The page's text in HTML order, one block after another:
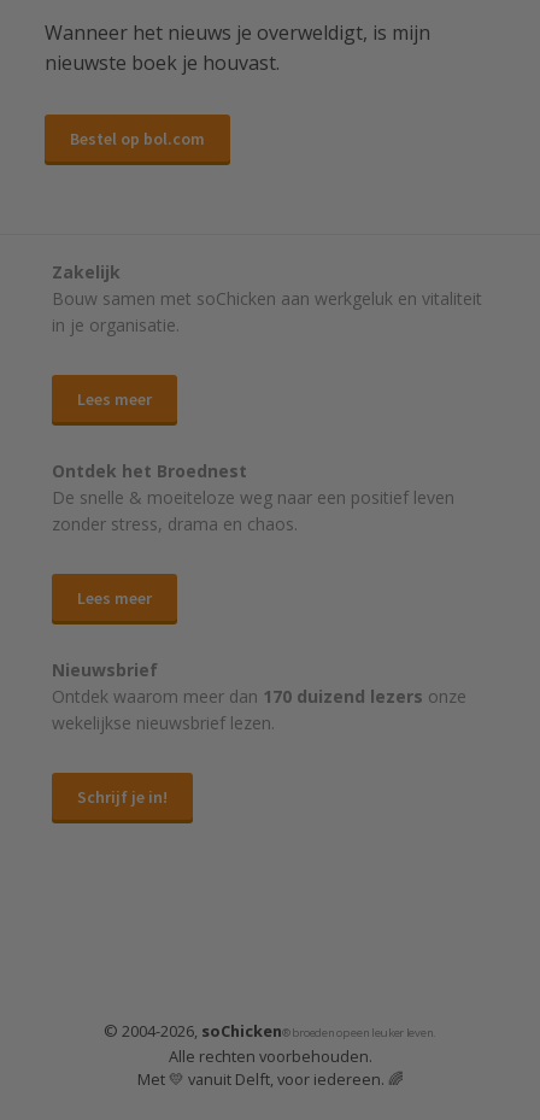
Wanneer het nieuws je overweldigt, is mijn
nieuwste boek je houvast.
Bestel op bol.com
Zakelijk
Bouw samen met soChicken aan werkgeluk en vitaliteit
in je organisatie.
Lees meer
Ontdek het Broednest
De snelle & moeiteloze weg naar een positief leven
zonder stress, drama en chaos.
Lees meer
Nieuwsbrief
Ontdek waarom meer dan 170 duizend lezers onze
wekelijkse nieuwsbrief lezen.
Schrijf je in!
© 2004-2026, soChicken® broeden op een leuker leven.
Alle rechten voorbehouden.
Met 💛 vanuit Delft, voor iedereen. 🌈